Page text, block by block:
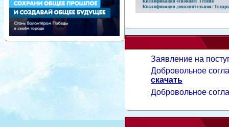
Заявление на
Добровольное
скачать
Добровольное